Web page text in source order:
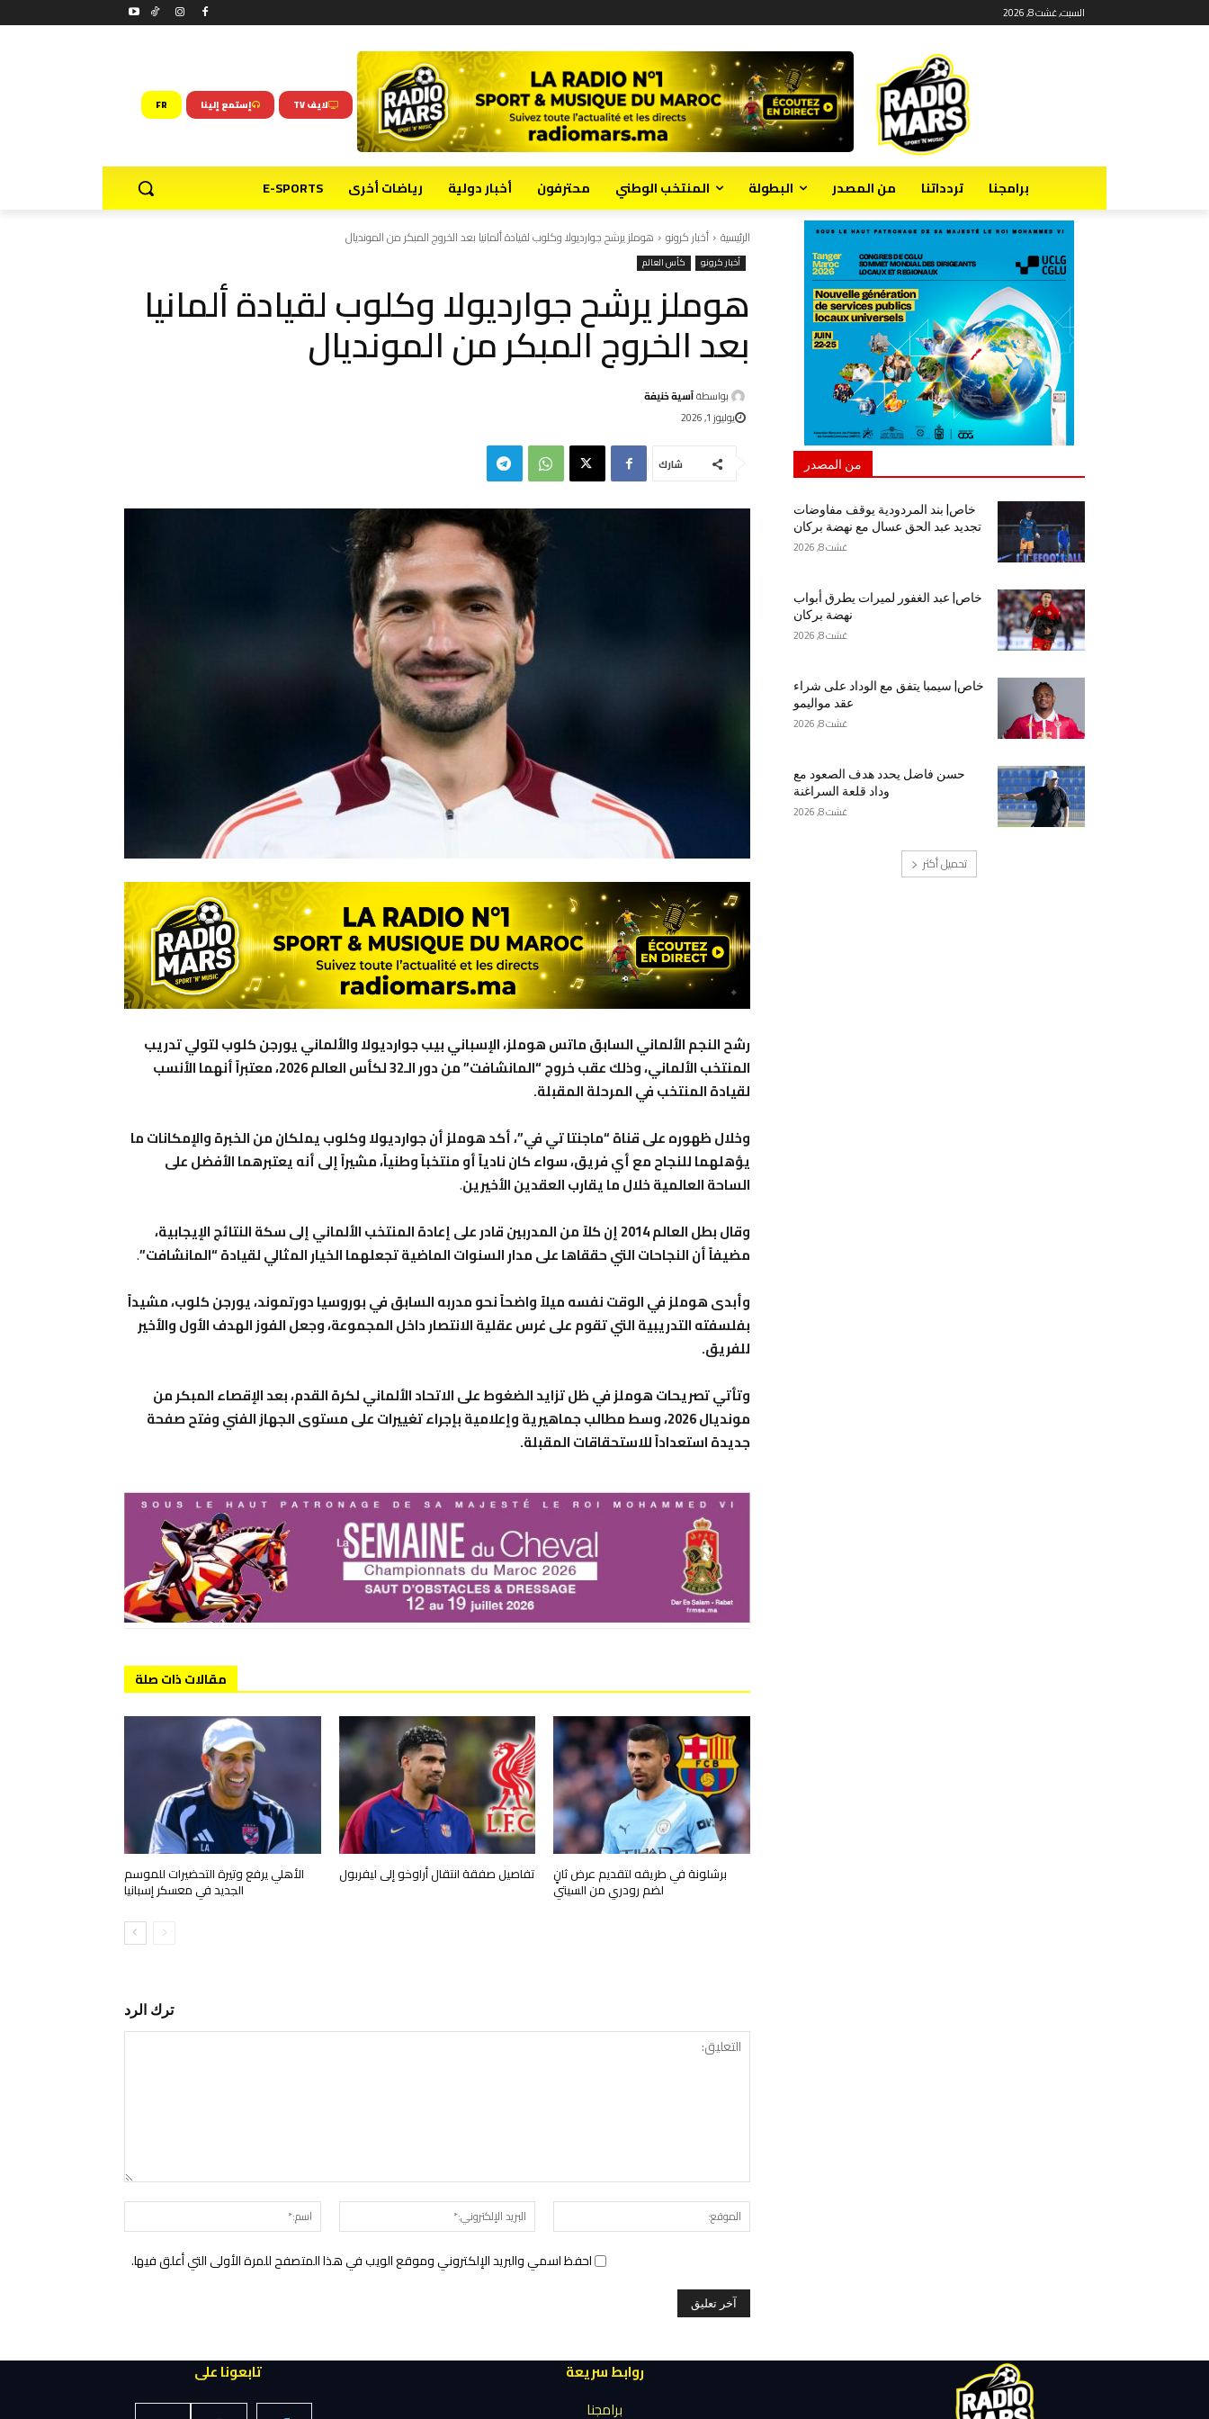
السبت, غشت 8, 2026
لايف TV إستمع إلينا FR
برامجنا تردداتنا من المصدر البطولة المنتخب الوطني محترفون أخبار دولية رياضات أخرى E-SPORTS
الرئيسية أخبار كرونو هوملز يرشح جوارديولا وكلوب لقيادة ألمانيا بعد الخروج المبكر من المونديال
أخبار كرونو كأس العالم
هوملز يرشح جوارديولا وكلوب لقيادة ألمانيا
بعد الخروج المبكر من المونديال
بواسطةآسية خنيفة
يوليوز 1, 2026
شارك
رشح النجم الألماني السابق ماتس هوملز، الإسباني بيب جوارديولا والألماني يورجن كلوب لتولي تدريب
المنتخب الألماني، وذلك عقب خروج “المانشافت” من دور الـ32 لكأس العالم 2026، معتبراً أنهما الأنسب
لقيادة المنتخب في المرحلة المقبلة.
وخلال ظهوره على قناة “ماجنتا تي في”، أكد هوملز أن جوارديولا وكلوب يملكان من الخبرة والإمكانات ما
يؤهلهما للنجاح مع أي فريق، سواء كان نادياً أو منتخباً وطنياً، مشيراً إلى أنه يعتبرهما الأفضل على
الساحة العالمية خلال ما يقارب العقدين الأخيرين.
وقال بطل العالم 2014 إن كلاً من المدربين قادر على إعادة المنتخب الألماني إلى سكة النتائج الإيجابية،
مضيفاً أن النجاحات التي حققاها على مدار السنوات الماضية تجعلهما الخيار المثالي لقيادة “المانشافت”.
وأبدى هوملز في الوقت نفسه ميلاً واضحاً نحو مدربه السابق في بوروسيا دورتموند، يورجن كلوب، مشيداً
بفلسفته التدريبية التي تقوم على غرس عقلية الانتصار داخل المجموعة، وجعل الفوز الهدف الأول والأخير
للفريق.
وتأتي تصريحات هوملز في ظل تزايد الضغوط على الاتحاد الألماني لكرة القدم، بعد الإقصاء المبكر من
مونديال 2026، وسط مطالب جماهيرية وإعلامية بإجراء تغييرات على مستوى الجهاز الفني وفتح صفحة
جديدة استعداداً للاستحقاقات المقبلة.
مقالات ذات صلة
برشلونة في طريقه لتقديم عرض ثانٍ
لضم رودري من السيتي
تفاصيل صفقة انتقال أراوخو إلى ليفربول الأهلي يرفع وتيرة التحضيرات للموسم
الجديد في معسكر إسبانيا
ترك الرد
التعليق:
اسم:*
البريد
الإلكتروني:*
الموقع:
احفظ اسمي والبريد الإلكتروني وموقع الويب في هذا المتصفح للمرة الأولى التي أعلق فيها.
من المصدر
خاص| بند المردودية يوقف مفاوضات
تجديد عبد الحق عسال مع نهضة بركان
غشت 8, 2026
خاص| عبد الغفور لميرات يطرق أبواب
نهضة بركان
غشت 8, 2026
خاص| سيمبا يتفق مع الوداد على شراء
عقد مواليمو
غشت 8, 2026
حسن فاضل يحدد هدف الصعود مع
وداد قلعة السراغنة
غشت 8, 2026
تحميل أكثر
تابعونا على
روابط سريعة
برامجنا